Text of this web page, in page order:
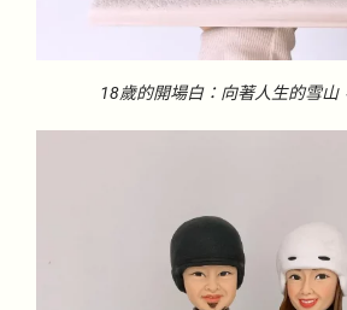
18歲的開場白：向著人生的雪山